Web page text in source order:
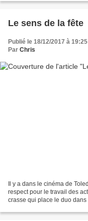
Le sens de la fête
Publié le 18/12/2017 à 19:25
Par Chris
Il y a dans le cinéma de
respect pour le travail des
crasse qui place le duo